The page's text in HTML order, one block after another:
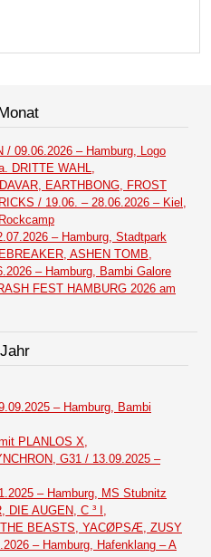
/ 09.06.2026 – Hamburg, Logo
DRITTE WAHL,
EARTHBONG, FROST
/ 19.06. – 28.06.2026 – Kiel,
– Hamburg, Stadtpark
ASHEN TOMB,
– Hamburg, Bambi Galore
FEST HAMBURG 2026 am
– Hamburg, Bambi
PLANLOS X,
G31 / 13.09.2025 –
– Hamburg, MS Stubnitz
DIE AUGEN, C ³ I,
BEASTS, YACØPSÆ, ZUSY
– Hamburg, Hafenklang – A